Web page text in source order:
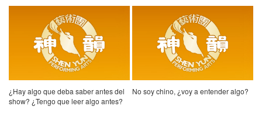
¿Hay algo que deba saber antes del
show? ¿Tengo que leer algo antes?
No soy chino, ¿voy a entender algo?